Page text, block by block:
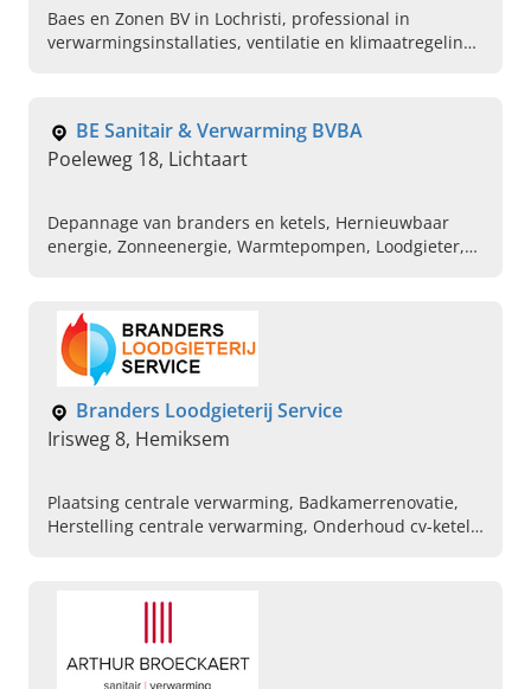
Baes en Zonen BV in Lochristi, professional in
verwarmingsinstallaties, ventilatie en klimaatregeling
BE Sanitair & Verwarming BVBA
Poeleweg 18, Lichtaart
Depannage van branders en ketels, Hernieuwbaar
energie, Zonneenergie, Warmtepompen, Loodgieter,
Branders Loodgieterij Service
Irisweg 8, Hemiksem
Plaatsing centrale verwarming, Badkamerrenovatie,
Herstelling centrale verwarming, Onderhoud cv-ketel,